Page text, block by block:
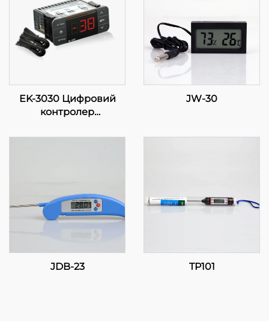
EK-3030 Цифровий
контролер
Прогресивне
комерційних
застосунків
JW-30
JDB-23 TP101